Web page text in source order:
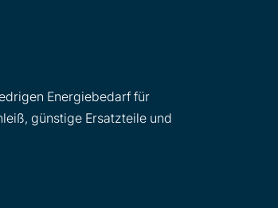
Energiebedarf für
günstige Ersatzteile und